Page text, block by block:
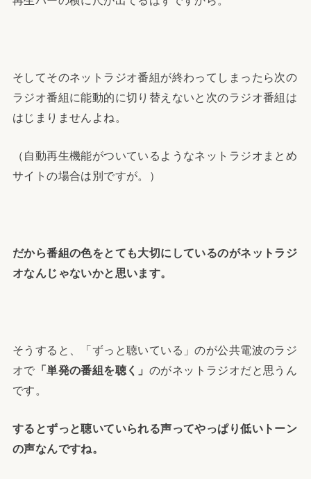
そしてそのネットラジオ番組が終わってしまったら次の
ラジオ番組に能動的に切り替えないと次のラジオ番組は
はじまりませんよね。
（自動再生機能がついているようなネットラジオまとめ
サイトの場合は別ですが。）
だから番組の色をとても大切にしているのがネットラジ
オなんじゃないかと思います。
そうすると、「ずっと聴いている」のが公共電波のラジ
オで 「単発の番組を聴く」 のがネットラジオだと思うん
です。
するとずっと聴いていられる声ってやっぱり低いトーン
の声なんですね。